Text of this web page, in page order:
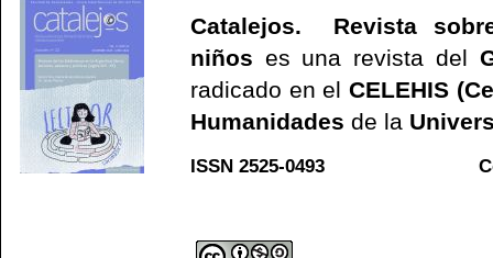
Catalejos. Revista
niños es una revista del
radicado en el CELEHIS
Humanidades de la
ISSN 2525-0493 C